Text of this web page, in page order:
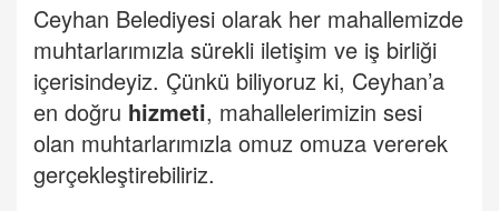
Ceyhan Belediyesi olarak her mahallemizde
muhtarlarımızla sürekli iletişim ve iş birliği
içerisindeyiz. Çünkü biliyoruz ki, Ceyhan’a
en doğru hizmeti, mahallelerimizin sesi
olan muhtarlarımızla omuz omuza vererek
gerçekleştirebiliriz.